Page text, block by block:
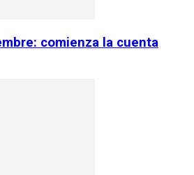
comienza la cuenta